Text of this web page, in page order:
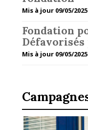
Mis à jour 09/05/
Fondation
Défavorisés
Mis à jour 09/05/